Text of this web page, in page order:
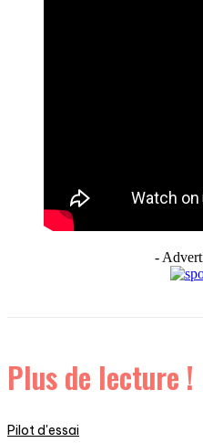
-
Plus de lecture !
Pilot d'essai